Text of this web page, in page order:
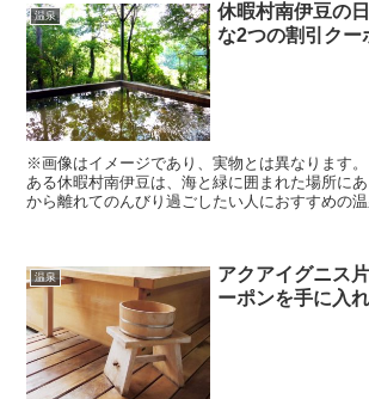
温泉
休暇村南伊豆の
な2つの割引クー
※画像はイメージであり、実物とは異なります。 静岡県南伊豆町
ある休暇村南伊豆は、海と緑に囲まれた場所に
から離れてのんびり過ごしたい人におすすめの
温泉
アクアイグニス
ーポンを手に入